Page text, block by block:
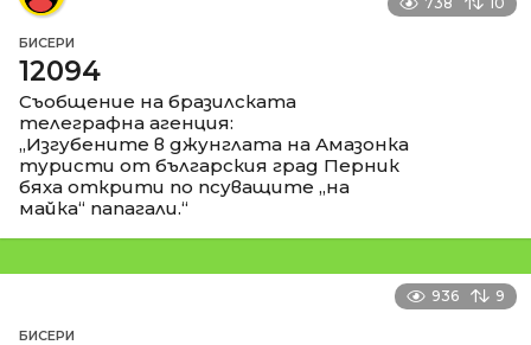
БИСЕРИ
12094
Съобщение на бразилската
телеграфна агенция:
„Изгубените в джунглата на Амазонка
туристи от българския град Перник
бяха открити по псуващите „на
майка“ папагали.“
936 9
БИСЕРИ